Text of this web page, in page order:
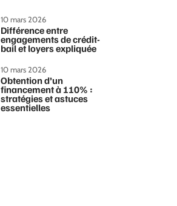
10 mars 2026
Différence entre
engagements de crédit-
bail et loyers expliquée
10 mars 2026
Obtention d’un
financement à 110% :
stratégies et astuces
essentielles